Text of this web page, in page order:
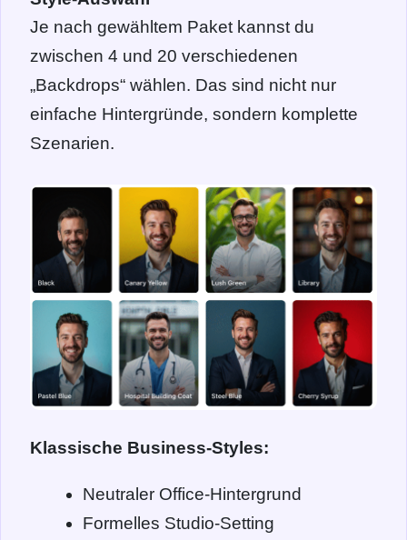
Je nach gewähltem Paket kannst du
zwischen 4 und 20 verschiedenen
„Backdrops“ wählen. Das sind nicht nur
einfache Hintergründe, sondern komplette
Szenarien.
Klassische Business-Styles:
Neutraler Office-Hintergrund
Formelles Studio-Setting